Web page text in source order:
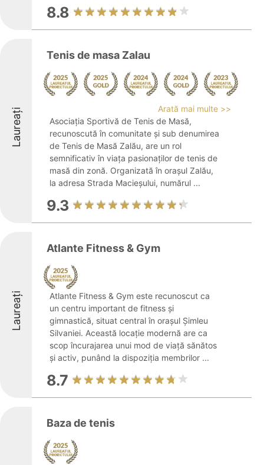
8.8
Laureați
Tenis de masa Zalau
Arată mai multe >>
Asociația Sportivă de Tenis de Masă,
recunoscută în comunitate și sub denumirea
de Tenis de Masă Zalău, are un rol
semnificativ în viața pasionaților de tenis de
masă din zonă. Organizată în orașul Zalău,
la adresa Strada Macieșului, numărul ...
9.3
Laureați
Atlante Fitness & Gym
Atlante Fitness & Gym este recunoscut ca
un centru important de fitness și
gimnastică, situat central în orașul Șimleu
Silvaniei. Această locație modernă are ca
scop încurajarea unui mod de viață sănătos
și activ, punând la dispoziția membrilor ...
8.7
Baza de tenis